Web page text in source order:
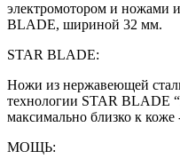
электромотором и ножами
BLADE, шириной 32 мм.
STAR BLADE:
Ножи из нержавеющей
технологии STAR BLADE
максимально близко к
МОЩЬ: